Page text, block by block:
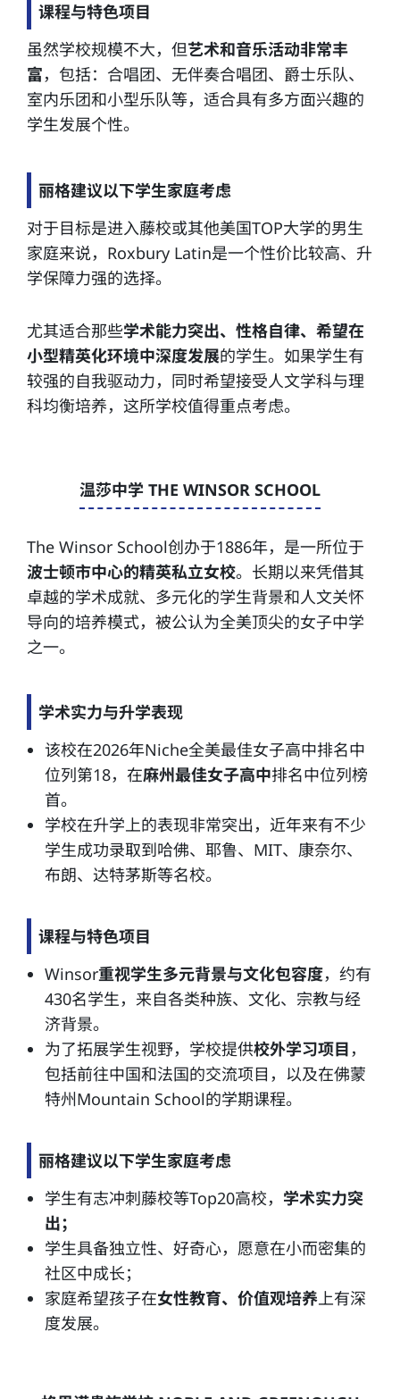
课程与特色项目
虽然学校规模不大，但艺术和音乐活动非常丰
富，包括：合唱团、无伴奏合唱团、爵士乐队、
室内乐团和小型乐队等，适合具有多方面兴趣的
学生发展个性。
丽格建议以下学生家庭考虑
对于目标是进入藤校或其他美国TOP大学的男生
家庭来说，Roxbury Latin是一个性价比较高、升
学保障力强的选择。
尤其适合那些学术能力突出、性格自律、希望在
小型精英化环境中深度发展的学生。如果学生有
较强的自我驱动力，同时希望接受人文学科与理
科均衡培养，这所学校值得重点考虑。
温莎中学 THE WINSOR SCHOOL
The Winsor School创办于1886年，是一所位于
波士顿市中心的精英私立女校。长期以来凭借其
卓越的学术成就、多元化的学生背景和人文关怀
导向的培养模式，被公认为全美顶尖的女子中学
之一。
学术实力与升学表现
该校在2026年Niche全美最佳女子高中排名中
位列第18，在麻州最佳女子高中排名中位列榜
首。
学校在升学上的表现非常突出，近年来有不少
学生成功录取到哈佛、耶鲁、MIT、康奈尔、
布朗、达特茅斯等名校。
课程与特色项目
Winsor重视学生多元背景与文化包容度，约有
430名学生，来自各类种族、文化、宗教与经
济背景。
为了拓展学生视野，学校提供校外学习项目 ，
包括前往中国和法国的交流项目，以及在佛蒙
特州Mountain School的学期课程。
丽格建议以下学生家庭考虑
学生有志冲刺藤校等Top20高校， 学术实力突
出；
学生具备独立性、好奇心，愿意在小而密集的
社区中成长；
家庭希望孩子在女性教育、价值观培养上有深
度发展。